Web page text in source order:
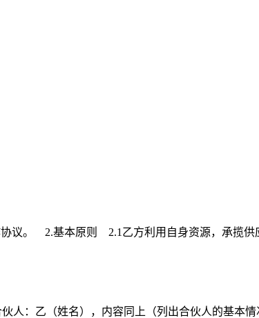
。 2.基本原则 2.1乙方利用自身资源，承揽供
：乙（姓名），内容同上（列出合伙人的基本